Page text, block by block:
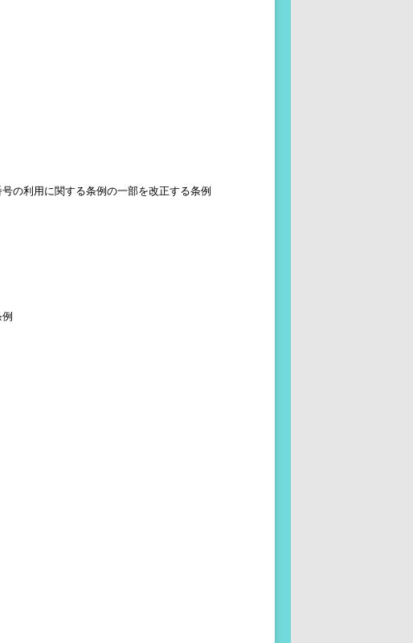
の利用に関する条例の一部を改正する条例